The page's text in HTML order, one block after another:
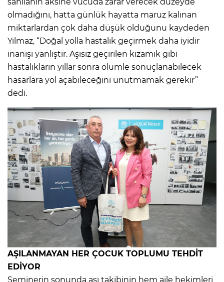
sanılanın aksine vücuda zarar verecek düzeyde
olmadığını, hatta günlük hayatta maruz kalınan
miktarlardan çok daha düşük olduğunu kaydeden
Yılmaz, “Doğal yolla hastalık geçirmek daha iyidir
inanışı yanlıştır. Aşısız geçirilen kızamık gibi
hastalıkların yıllar sonra ölümle sonuçlanabilecek
hasarlara yol açabileceğini unutmamak gerekir”
dedi.
AŞILANMAYAN HER ÇOCUK TOPLUMU TEHDİT
EDİYOR
Seminerin sonunda aşı takibinin hem aile hekimleri